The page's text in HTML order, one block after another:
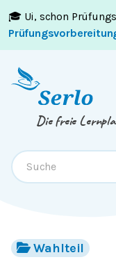
🎓 Ui, schon
Springe zumInhalt
Die freie
Wahlteil